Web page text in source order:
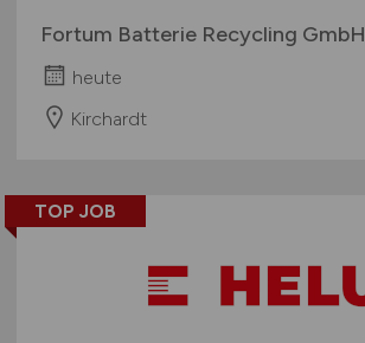
Fortum Batterie Recycling GmbH
heute
Kirchardt
TOP JOB